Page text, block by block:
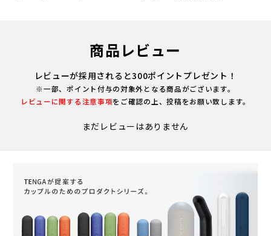
商品レビュー
レビューが採用されると300ポイントプレゼント！
※一部、ポイント付与の対象外となる商品がございます。
レビューに関する注意事項をご確認の上、投稿をお願い致します。
まだレビューはありません